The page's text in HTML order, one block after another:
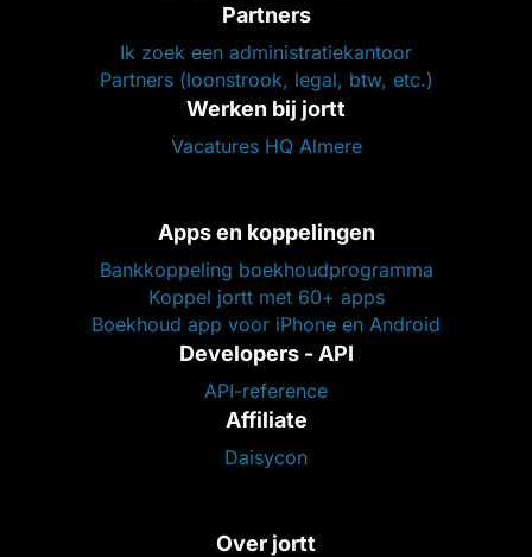
Partners
Ik zoek een administratiekantoor
Partners (loonstrook, legal, btw, etc.)
Werken bij jortt
Vacatures HQ Almere
Apps en koppelingen
Bankkoppeling boekhoudprogramma
Koppel jortt met 60+ apps
Boekhoud app voor iPhone en Android
Developers - API
API-reference
Affiliate
Daisycon
Over jortt